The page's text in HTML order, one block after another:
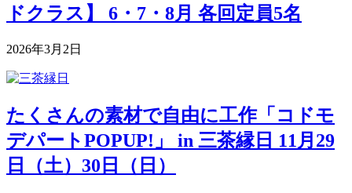
ドクラス】 6・7・8月 各回定員5名
2026年3月2日
たくさんの素材で自由に工作「コドモ
デパートPOPUP!」 in 三茶縁日 11月29
日（土）30日（日）